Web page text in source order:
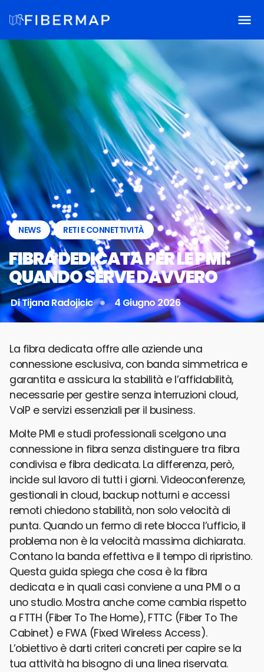
NEWS , RETI E CONNETTIVITÀ
FIBRA DEDICATA PER LE PMI:
QUANDO SERVE DAVVERO
DiTijana Radojicic 4 Giugno 2026
La fibra dedicata offre alle aziende una
connessione esclusiva, con banda simmetrica e
garantita e assicura la stabilità e l’affidabilità,
necessarie per gestire senza interruzioni cloud,
VoIP e servizi essenziali per il business.
Molte PMI e studi professionali scelgono una
connessione in fibra senza distinguere tra fibra
condivisa e fibra dedicata. La differenza, però,
incide sul lavoro di tutti i giorni. Videoconferenze,
gestionali in cloud, backup notturni e accessi
remoti chiedono stabilità, non solo velocità di
punta. Quando un fermo di rete blocca l’ufficio, il
problema non è la velocità massima dichiarata.
Contano la banda effettiva e il tempo di ripristino.
Questa guida spiega che cosa è la fibra
dedicata e in quali casi conviene a una PMI o a
uno studio. Mostra anche come cambia rispetto
a FTTH (Fiber To The Home), FTTC (Fiber To The
Cabinet) e FWA (Fixed Wireless Access).
L’obiettivo è darti criteri concreti per capire se la
tua attività ha bisogno di una linea riservata.